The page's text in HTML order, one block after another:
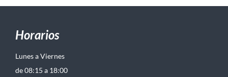
Horarios
Lunes a Viernes
de 08:15 a 18:00